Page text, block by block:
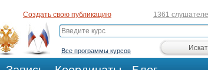
Создать свою публикацию 1361
Все программы курсов